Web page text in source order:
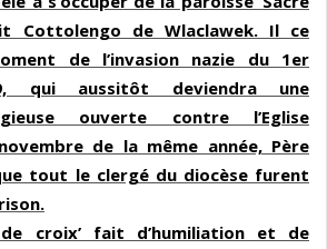
Cottolengo de Wlaclawek. Il ce
de l’invasion nazie du 1er
qui aussitôt deviendra une
ouverte contre l’Eglise
de la même année, Père
tout le clergé du diocèse furent
de croix’ fait d’humiliation et de